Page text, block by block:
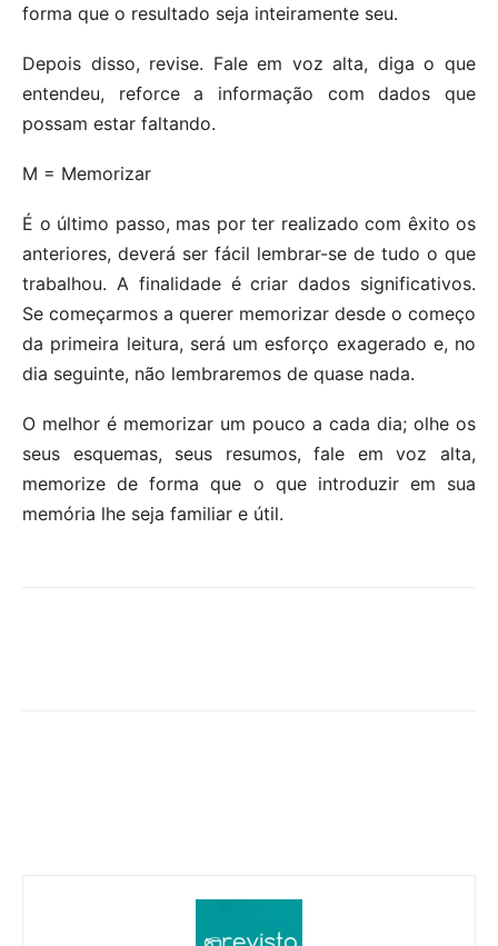
forma que o resultado seja inteiramente seu.
Depois disso, revise. Fale em voz alta, diga o que
entendeu, reforce a informação com dados que
possam estar faltando.
M = Memorizar
É o último passo, mas por ter realizado com êxito os
anteriores, deverá ser fácil lembrar-se de tudo o que
trabalhou. A finalidade é criar dados significativos.
Se começarmos a querer memorizar desde o começo
da primeira leitura, será um esforço exagerado e, no
dia seguinte, não lembraremos de quase nada.
O melhor é memorizar um pouco a cada dia; olhe os
seus esquemas, seus resumos, fale em voz alta,
memorize de forma que o que introduzir em sua
memória lhe seja familiar e útil.